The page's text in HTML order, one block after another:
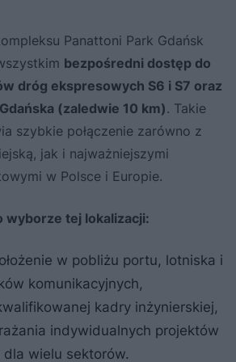
Panattoni Park Gdańsk
bezpośredni dostęp do
dróg ekspresowych S6 i S7 oraz
(zaledwie 10 km). Takie
szybkie połączenie zarówno z
jak i najważniejszymi
w Polsce i Europie.
wyborze tej lokalizacji:
w pobliżu portu, lotniska i
komunikacyjnych,
kadry inżynierskiej,
indywidualnych projektów
wielu sektorów.